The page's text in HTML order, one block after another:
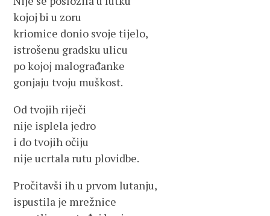
kojoj bi u zoru
kriomice donio svoje tijelo,
istrošenu gradsku ulicu
po kojoj malograđanke
gonjaju tvoju muškost.
Od tvojih riječi
nije isplela jedro
i do tvojih očiju
nije ucrtala rutu plovidbe.
Pročitavši ih u prvom lutanju,
ispustila je mrežnice